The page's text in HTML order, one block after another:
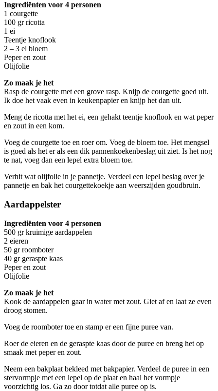
Ingrediënten voor 4 personen
1 courgette
100 gr ricotta
1 ei
Teentje knoflook
2 – 3 el bloem
Peper en zout
Olijfolie
Zo maak je het
Rasp de courgette met een grove rasp. Knijp de courgette goed uit.
Ik doe het vaak even in keukenpapier en knijp het dan uit.
Meng de ricotta met het ei, een gehakt teentje knoflook en wat peper
en zout in een kom.
Voeg de courgette toe en roer om. Voeg de bloem toe. Het mengsel
is goed als het er als een dik pannenkoekenbeslag uit ziet. Is het nog
te nat, voeg dan een lepel extra bloem toe.
Verhit wat olijfolie in je pannetje. Verdeel een lepel beslag over je
pannetje en bak het courgettekoekje aan weerszijden goudbruin.
Aardappelster
Ingrediënten voor 4 personen
500 gr kruimige aardappelen
2 eieren
50 gr roomboter
40 gr geraspte kaas
Peper en zout
Olijfolie
Zo maak je het
Kook de aardappelen gaar in water met zout. Giet af en laat ze even
droog stomen.
Voeg de roomboter toe en stamp er een fijne puree van.
Roer de eieren en de geraspte kaas door de puree en breng het op
smaak met peper en zout.
Neem een bakplaat bekleed met bakpapier. Verdeel de puree in een
stervormpje met een lepel op de plaat en haal het vormpje
voorzichtig los. Ga zo door totdat alle puree op is.